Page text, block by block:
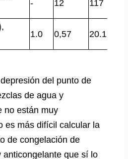
- 12 117
1.0 0,57 20.1
del punto de
de agua y
no están muy
es más difícil calcular la
de congelación de
anticongelante que sí lo